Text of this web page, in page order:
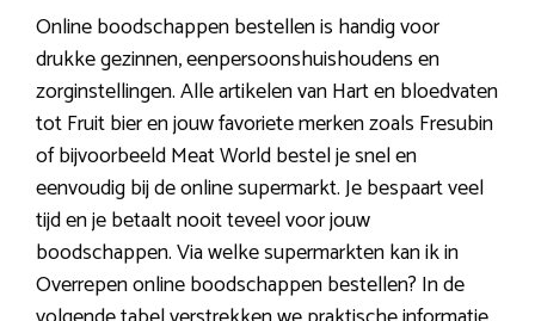
Online boodschappen bestellen is handig voor
drukke gezinnen, eenpersoonshuishoudens en
zorginstellingen. Alle artikelen van Hart en bloedvaten
tot Fruit bier en jouw favoriete merken zoals Fresubin
of bijvoorbeeld Meat World bestel je snel en
eenvoudig bij de online supermarkt. Je bespaart veel
tijd en je betaalt nooit teveel voor jouw
boodschappen. Via welke supermarkten kan ik in
Overrepen online boodschappen bestellen? In de